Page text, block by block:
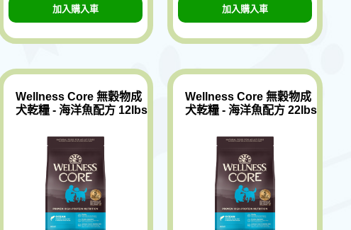
加入購入車 加入購入車
Wellness Core 無穀物成
犬乾糧 - 海洋魚配方 12lbs
Wellness Core 無穀物成
犬乾糧 - 海洋魚配方 22lbs